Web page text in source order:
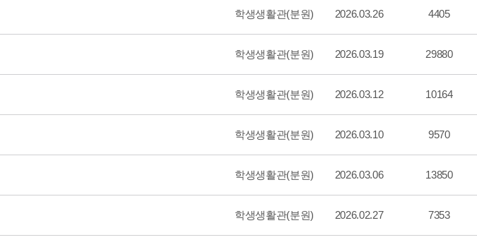
학생생활관(분원) 2026.03.26 4405
학생생활관(분원) 2026.03.19 29880
학생생활관(분원) 2026.03.12 10164
학생생활관(분원) 2026.03.10 9570
학생생활관(분원) 2026.03.06 13850
학생생활관(분원) 2026.02.27 7353